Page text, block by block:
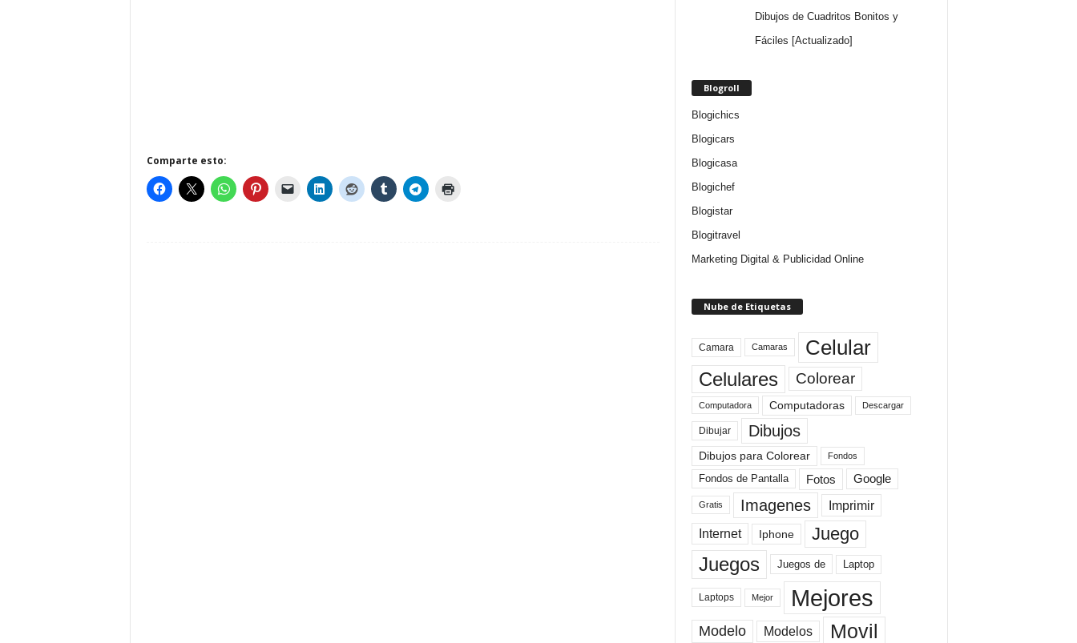
Comparte esto:
Dibujos de Cuadritos Bonitos y
Fáciles [Actualizado]
Blogroll
Blogichics
Blogicars
Blogicasa
Blogichef
Blogistar
Blogitravel
Marketing Digital & Publicidad Online
Nube de Etiquetas
Camara Camaras Celular
Celulares Colorear
Computadora Computadoras Descargar
Dibujar Dibujos
Dibujos para Colorear Fondos
Fondos de Pantalla Fotos Google
Gratis Imagenes Imprimir
Internet Iphone Juego
Juegos Juegos de Laptop
Laptops Mejor Mejores
Modelo Modelos Movil